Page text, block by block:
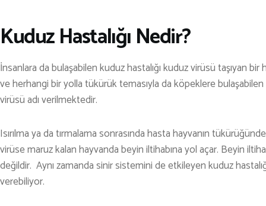
YAŞAM VE SAĞLIK
SCUBA DALIŞ
SEYAHAT
SNOWBOARD
SPOR & FİTNESS
TEKNE & YAT
TEKNOLOJİ
Kuduz Hastalığı Nedir?
İnsanlara da bulaşabilen kuduz hastalığı kuduz virüsü taşıyan bir
ve herhangi bir yolla tükürük temasıyla da köpeklere
virüsü adı verilmektedir.
Isırılma ya da tırmalama sonrasında hasta hayvanın
virüse maruz kalan hayvanda beyin iltihabına yol açar. Beyin
değildir. Aynı zamanda sinir sistemini de etkileyen kuduz
verebiliyor.